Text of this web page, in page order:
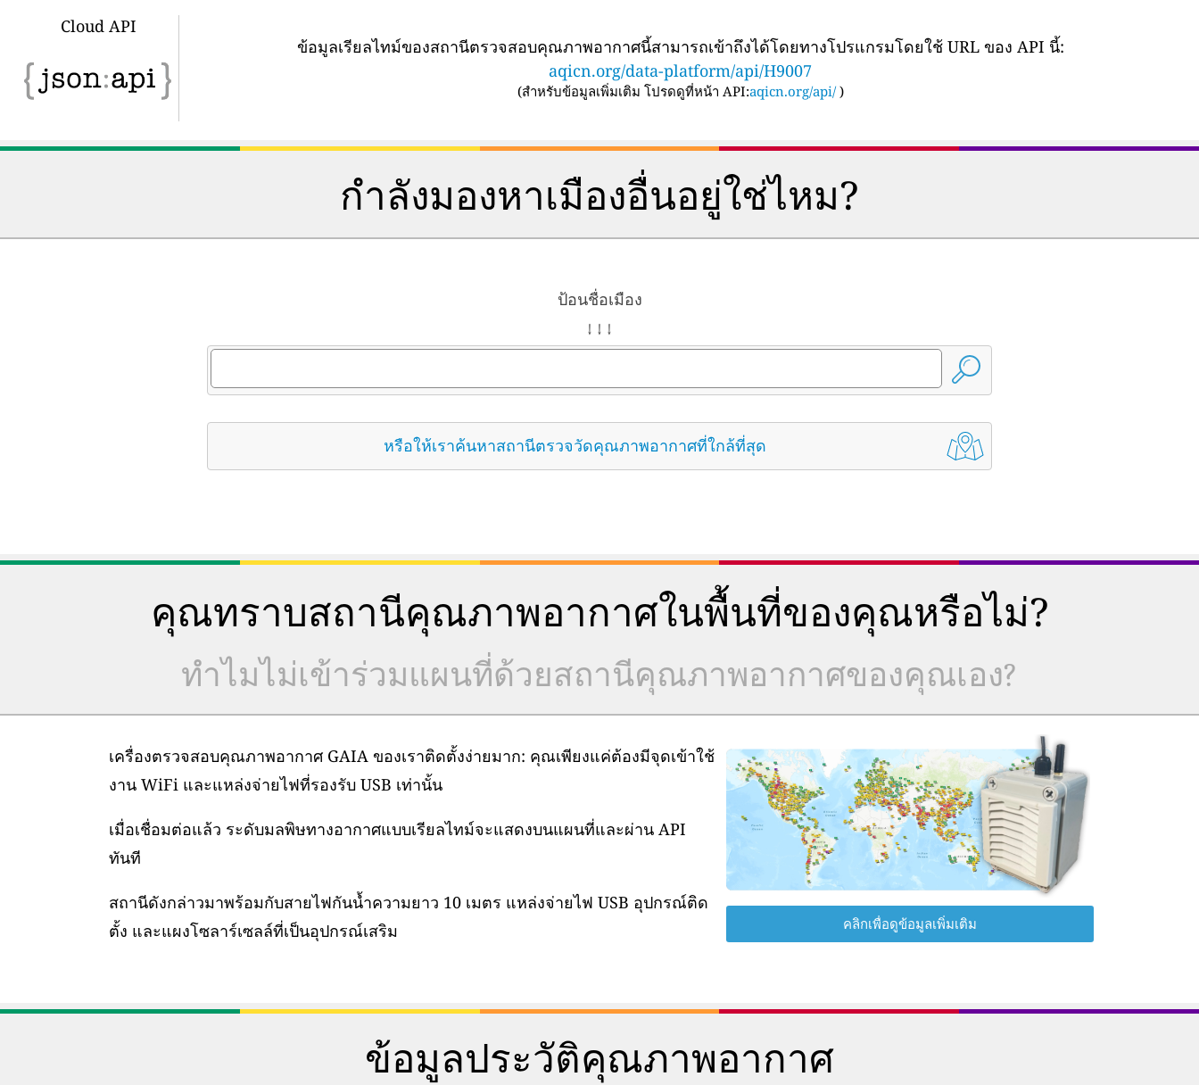
Cloud API
ข้อมูลเรียลไทม์ของสถานีตรวจสอบคุณภาพอากาศนี้สามารถเข้าถึงได้โดยทางโปรแกรมโดยใช้ URL ของ API นี้:
aqicn.org/data-platform/api/H9007
(สำหรับข้อมูลเพิ่มเติม โปรดดูที่หน้า API:aqicn.org/api/ )
กำลังมองหาเมืองอื่นอยู่ใช่ไหม?
ป้อนชื่อเมือง
↓ ↓ ↓
หรือให้เราค้นหาสถานีตรวจวัดคุณภาพอากาศที่ใกล้ที่สุด
คุณทราบสถานีคุณภาพอากาศในพื้นที่ของคุณหรือไม่?
ทำไมไม่เข้าร่วมแผนที่ด้วยสถานีคุณภาพอากาศของคุณเอง?
เครื่องตรวจสอบคุณภาพอากาศ GAIA ของเราติดตั้งง่ายมาก: คุณเพียงแค่ต้องมีจุดเข้าใช้
งาน WiFi และแหล่งจ่ายไฟที่รองรับ USB เท่านั้น
เมื่อเชื่อมต่อแล้ว ระดับมลพิษทางอากาศแบบเรียลไทม์จะแสดงบนแผนที่และผ่าน API
ทันที
สถานีดังกล่าวมาพร้อมกับสายไฟกันน้ำความยาว 10 เมตร แหล่งจ่ายไฟ USB อุปกรณ์ติด
ตั้ง และแผงโซลาร์เซลล์ที่เป็นอุปกรณ์เสริม
คลิกเพื่อดูข้อมูลเพิ่มเติม
ข้อมูลประวัติคุณภาพอากาศ